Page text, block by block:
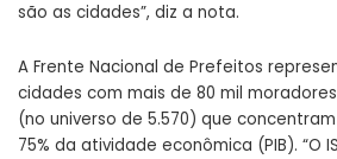
são as cidades”, diz a nota.
A Frente Nacional de Prefeitos
cidades com mais de 80 mil
(no universo de 5.570) que
75% da atividade econômica (PIB). “O